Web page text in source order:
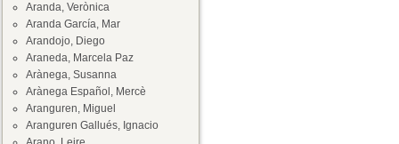
Aranda, Verònica
Aranda García, Mar
Arandojo, Diego
Araneda, Marcela Paz
Arànega, Susanna
Arànega Español, Mercè
Aranguren, Miguel
Aranguren Gallués, Ignacio